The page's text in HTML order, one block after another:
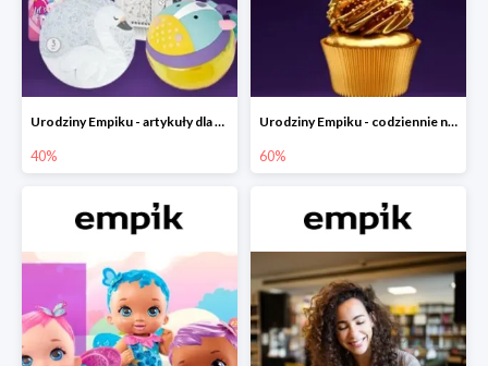
Urodziny Empiku - artykuły dla mamy i dziecka do -40%
40%
Urodziny Empiku - codziennie nowe okazje nawet do -60%
60%